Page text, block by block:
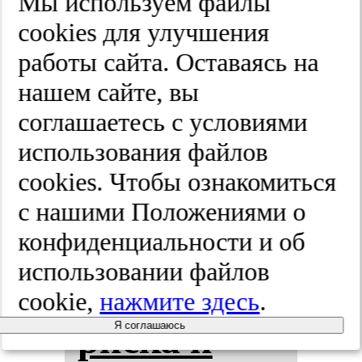
гия и сер­
деч­но-со­су­
дис­тая хи­
рур­гия.
2025;(6):719-722
Фак­то­ры
рис­ка и
cооkies для улучшения
работы сайта. Оставаясь на
нашем сайте, вы
соглашаетесь с условиями
использования файлов
cооkies. Чтобы ознакомиться
с нашими Положениями о
конфиденциальности и об
использовании файлов
cookie,нажмите здесь.
Я соглашаюсь